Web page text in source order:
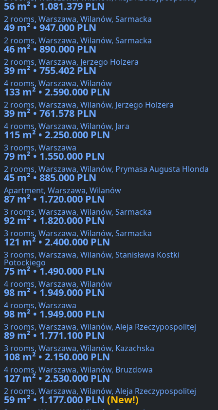
56 m² • 1.081.379 PLN
2 rooms, Warszawa, Wilanów, Sarmacka
49 m² • 947.000 PLN
2 rooms, Warszawa, Wilanów, Sarmacka
46 m² • 890.000 PLN
2 rooms, Warszawa, Jerzego Holzera
39 m² • 755.402 PLN
4 rooms, Warszawa, Wilanów
133 m² • 2.590.000 PLN
2 rooms, Warszawa, Wilanów, Jerzego Holzera
39 m² • 761.578 PLN
4 rooms, Warszawa, Wilanów, Jara
115 m² • 2.250.000 PLN
3 rooms, Warszawa
79 m² • 1.550.000 PLN
2 rooms, Warszawa, Wilanów, Prymasa Augusta Hlonda
45 m² • 885.000 PLN
Apartment, Warszawa, Wilanów
87 m² • 1.720.000 PLN
3 rooms, Warszawa, Wilanów, Sarmacka
92 m² • 1.820.000 PLN
3 rooms, Warszawa, Wilanów, Sarmacka
121 m² • 2.400.000 PLN
3 rooms, Warszawa, Wilanów, Stanisława Kostki
Potockiego
75 m² • 1.490.000 PLN
4 rooms, Warszawa, Wilanów
98 m² • 1.949.000 PLN
4 rooms, Warszawa
98 m² • 1.949.000 PLN
3 rooms, Warszawa, Wilanów, Aleja Rzeczypospolitej
89 m² • 1.771.100 PLN
3 rooms, Warszawa, Wilanów, Kazachska
108 m² • 2.150.000 PLN
4 rooms, Warszawa, Wilanów, Bruzdowa
127 m² • 2.530.000 PLN
2 rooms, Warszawa, Wilanów, Aleja Rzeczypospolitej
59 m² • 1.177.000 PLN (New!)